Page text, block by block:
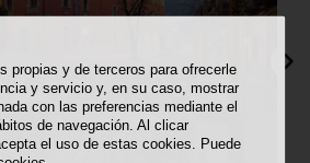
propias y de terceros para ofrecerle
y servicio y, en su caso, mostrar
con las preferencias mediante el
de navegación. Al clicar
el uso de estas cookies. Puede